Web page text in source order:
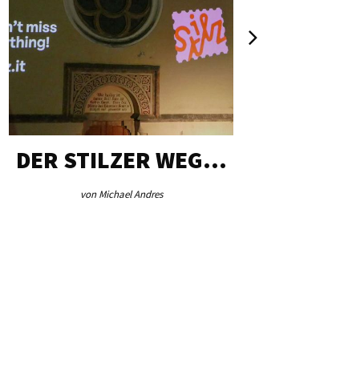
DER STILZER WEG…
von Michael Andres